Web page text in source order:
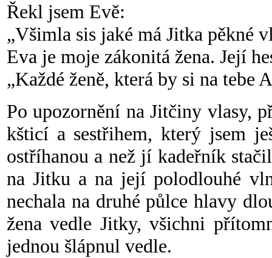
Řekl jsem Evě:
„Všimla sis jaké má Jitka pěkné
Eva je moje zákonitá žena. Její
„Každé ženě, která by si na tebe
Po upozornění na Jitčiny vlasy,
kšticí a sestřihem, který jsem
ostříhanou a než jí kadeřník
na Jitku a na její polodlouhé
nechala na druhé půlce hlavy
žena vedle Jitky, všichni
jednou šlápnul vedle.